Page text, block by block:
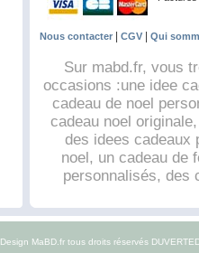
Nous contacter| CGV| Qui
Sur mabd.fr, vous
occasions :une idee
cadeau de noel
cadeau noel
des idees cadeaux
noel, un cadeau de
personnalisés, des
Design MaBD.fr tous droits réservés